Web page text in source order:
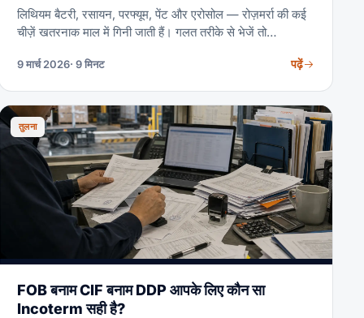
लिथियम बैटरी, रसायन, परफ्यूम, पेंट और एरोसोल — रोज़मर्रा की कई
चीज़ें खतरनाक माल में गिनी जाती हैं। गलत तरीके से भेजें तो
आपराधिक आरोप भी झेलने पड़ सकते हैं। सही तरीके से भेजें तो वे किसी
9 मार्च 2026· 9 मिनट पढ़ें
तुलना
FOB बनाम CIF बनाम DDP आपके लिए कौन सा
Incoterm सही है?